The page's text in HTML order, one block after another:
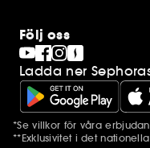
Följ oss
Ladda ner
Ytterligare
*Se villkor för våra
**Exklusivitet i det